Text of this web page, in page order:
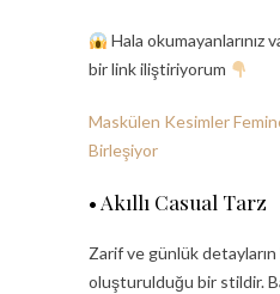
Hala okumayanlarınız
bir link iliştiriyorum
Maskülen Kesimler
Birleşiyor
• Akıllı Casual Tarz
Zarif ve günlük
oluşturulduğu bir stildir.